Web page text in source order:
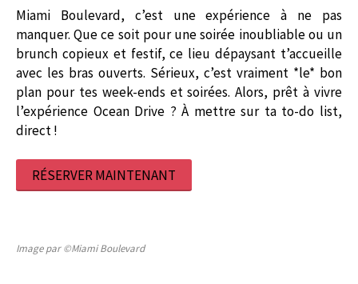
Miami Boulevard, c’est une expérience à ne pas
manquer. Que ce soit pour une soirée inoubliable ou un
brunch copieux et festif, ce lieu dépaysant t’accueille
avec les bras ouverts. Sérieux, c’est vraiment *le* bon
plan pour tes week-ends et soirées. Alors, prêt à vivre
l’expérience Ocean Drive ? À mettre sur ta to-do list,
direct !
RÉSERVER MAINTENANT
Image par ©Miami Boulevard